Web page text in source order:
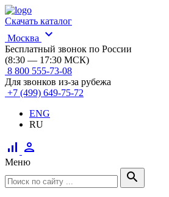
Скачать каталог
Москва
expand_more
Бесплатный звонок по России
(8:30 — 17:30 МСК)
8 800 555-73-08
Для звонков из-за рубежа
+7 (499) 649-75-72
ENG
RU
signal_cellular_alt person
Меню
search